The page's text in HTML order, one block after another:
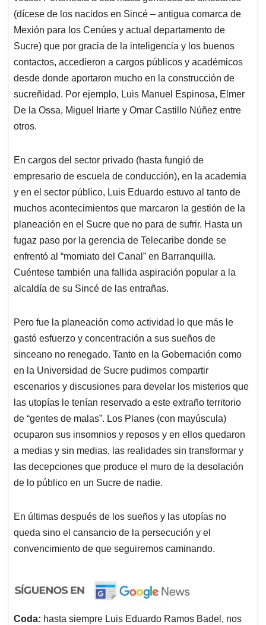
(dícese de los nacidos en Sincé – antigua comarca de
Mexión para los Cenúes y actual departamento de
Sucre) que por gracia de la inteligencia y los buenos
contactos, accedieron a cargos públicos y académicos
desde donde aportaron mucho en la construcción de
sucreñidad. Por ejemplo, Luis Manuel Espinosa, Elmer
De la Ossa, Miguel Iriarte y Omar Castillo Núñez entre
otros.
En cargos del sector privado (hasta fungió de
empresario de escuela de conducción), en la academia
y en el sector público, Luis Eduardo estuvo al tanto de
muchos acontecimientos que marcaron la gestión de la
planeación en el Sucre que no para de sufrir. Hasta un
fugaz paso por la gerencia de Telecaribe donde se
enfrentó al “momiato del Canal” en Barranquilla.
Cuéntese también una fallida aspiración popular a la
alcaldía de su Sincé de las entrañas.
Pero fue la planeación como actividad lo que más le
gastó esfuerzo y concentración a sus sueños de
sinceano no renegado. Tanto en la Gobernación como
en la Universidad de Sucre pudimos compartir
escenarios y discusiones para develar los misterios que
las utopías le tenían reservado a este extraño territorio
de “gentes de malas”. Los Planes (con mayúscula)
ocuparon sus insomnios y reposos y en ellos quedaron
a medias y sin medias, las realidades sin transformar y
las decepciones que produce el muro de la desolación
de lo público en un Sucre de nadie.
En últimas después de los sueños y las utopías no
queda sino el cansancio de la persecución y el
convencimiento de que seguiremos caminando.
Coda: hasta siempre Luis Eduardo Ramos Badel, nos